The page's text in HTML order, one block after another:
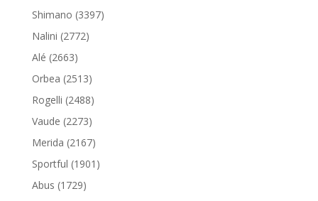
Shimano (3397)
Nalini (2772)
Alé (2663)
Orbea (2513)
Rogelli (2488)
Vaude (2273)
Merida (2167)
Sportful (1901)
Abus (1729)